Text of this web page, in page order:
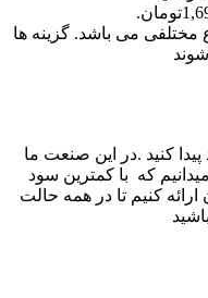
مختلفی می باشد. گزینه ها
کنید .در این صنعت ما
که با کمترین سود
کنیم تا در همه حالت